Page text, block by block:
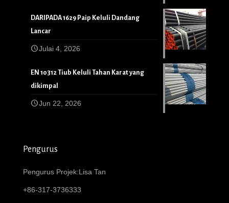
DARIPADA 1629 Paip Keluli Dandang
Lancar
Julai 4, 2026
EN 10312 Tiub Keluli Tahan Karat yang
dikimpal
Jun 22, 2026
Pengurus
Pengurus Projek:Lisa Tan
+86-317-3736333